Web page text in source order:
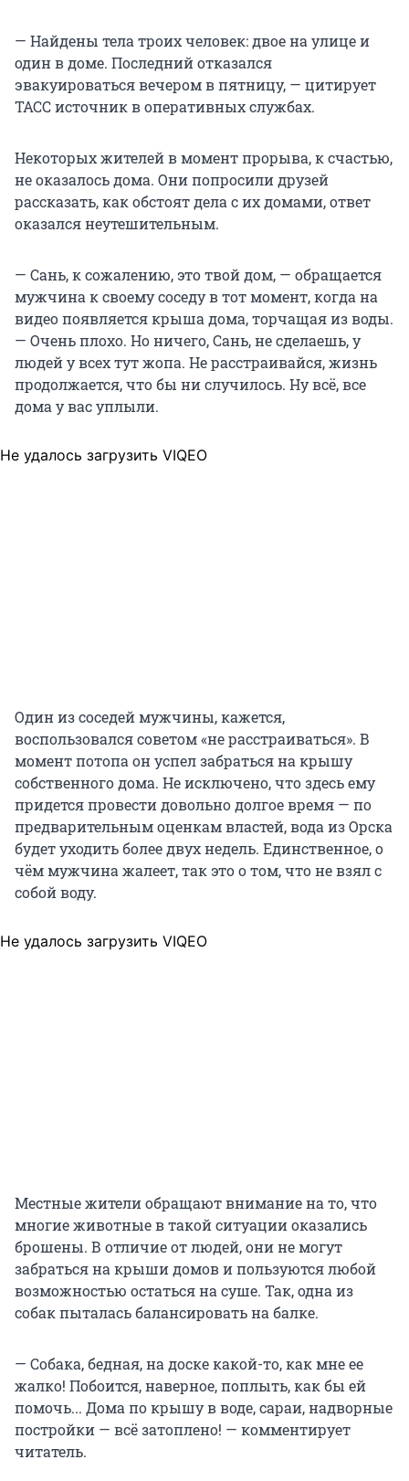
— Найдены тела троих человек: двое на улице и
один в доме. Последний отказался
эвакуироваться вечером в пятницу, — цитирует
ТАСС источник в оперативных службах.
Некоторых жителей в момент прорыва, к счастью,
не оказалось дома. Они попросили друзей
рассказать, как обстоят дела с их домами, ответ
оказался неутешительным.
— Сань, к сожалению, это твой дом, — обращается
мужчина к своему соседу в тот момент, когда на
видео появляется крыша дома, торчащая из воды.
— Очень плохо. Но ничего, Сань, не сделаешь, у
людей у всех тут жопа. Не расстраивайся, жизнь
продолжается, что бы ни случилось. Ну всё, все
дома у вас уплыли.
Не удалось загрузить VIQEO
Один из соседей мужчины, кажется,
воспользовался советом «не расстраиваться». В
момент потопа он успел забраться на крышу
собственного дома. Не исключено, что здесь ему
придется провести довольно долгое время — по
предварительным оценкам властей, вода из Орска
будет уходить более двух недель. Единственное, о
чём мужчина жалеет, так это о том, что не взял с
собой воду.
Не удалось загрузить VIQEO
Местные жители обращают внимание на то, что
многие животные в такой ситуации оказались
брошены. В отличие от людей, они не могут
забраться на крыши домов и пользуются любой
возможностью остаться на суше. Так, одна из
собак пыталась балансировать на балке.
— Собака, бедная, на доске какой-то, как мне ее
жалко! Побоится, наверное, поплыть, как бы ей
помочь... Дома по крышу в воде, сараи, надворные
постройки — всё затоплено! — комментирует
читатель.